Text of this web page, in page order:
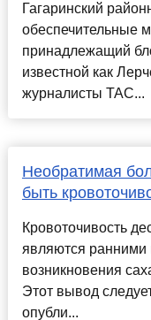
Гагаринский
обеспечительные
принадлежащий
известной как
журналисты ТАС...
Необратимая
быть
Кровоточивость
являются ранними
возникновения
Этот вывод
опубли...